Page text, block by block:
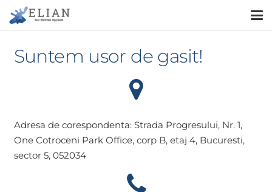
Suntem usor de gasit!
Adresa de corespondenta: Strada Progresului, Nr. 1,
One Cotroceni Park Office, corp B, etaj 4, Bucuresti,
sector 5, 052034